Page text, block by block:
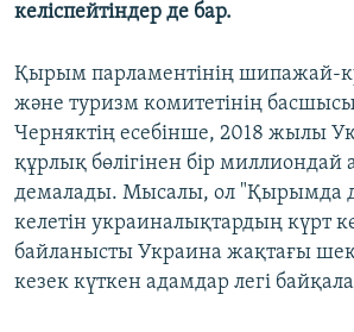
келіспейтіндер де бар.
Қырым парламентінің шипажай-
және туризм комитетінің
Черняктің есебінше, 2018 жылы
құрлық бөлігінен бір
демалады. Мысалы, ол "Қырымда
келетін украиналықтардың күрт
байланысты Украина жақтағы
кезек күткен адамдар легі